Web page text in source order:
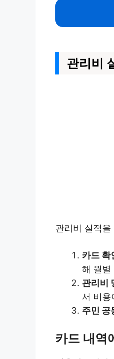
관리비
관리비 실적
카드 확
해 월별
관리비
서 비용
주민 공
카드 내역